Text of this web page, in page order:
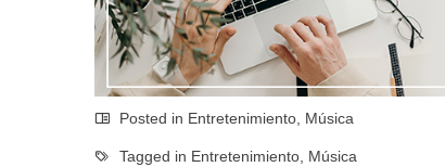
Posted in Entretenimiento Música
Tagged in Entretenimiento Música